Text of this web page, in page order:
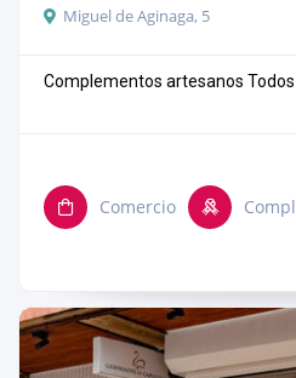
Miguel de Aginaga, 5
Complementos artesanos Todos
Comercio